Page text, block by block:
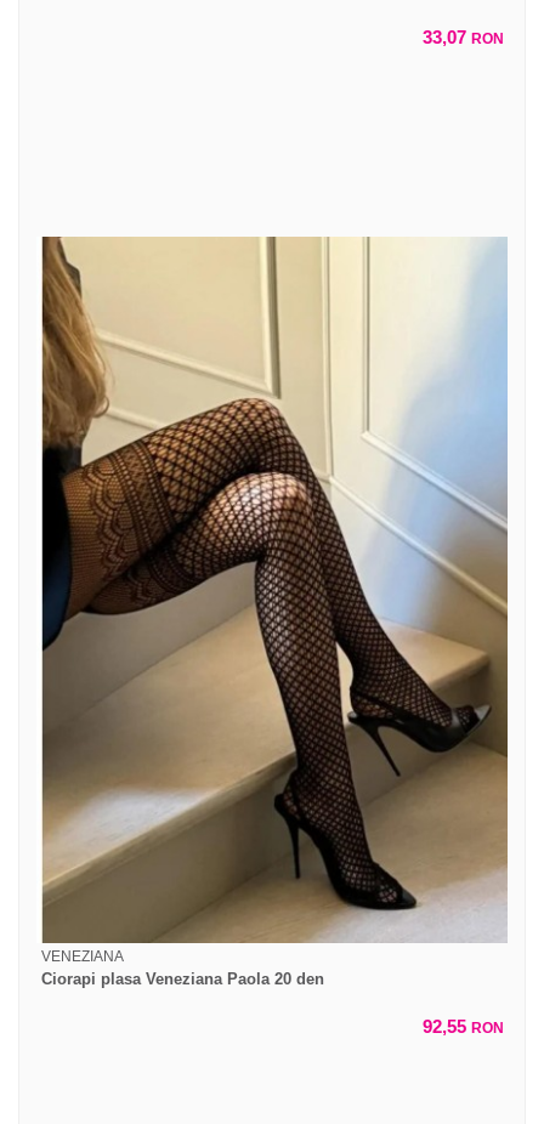
33,07 RON
VENEZIANA
Ciorapi plasa Veneziana Paola 20 den
92,55 RON